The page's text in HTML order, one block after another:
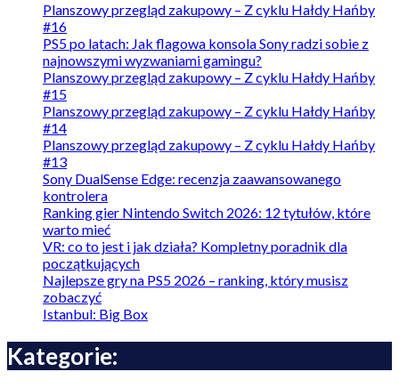
Planszowy przegląd zakupowy – Z cyklu Hałdy Hańby
#16
PS5 po latach: Jak flagowa konsola Sony radzi sobie z
najnowszymi wyzwaniami gamingu?
Planszowy przegląd zakupowy – Z cyklu Hałdy Hańby
#15
Planszowy przegląd zakupowy – Z cyklu Hałdy Hańby
#14
Planszowy przegląd zakupowy – Z cyklu Hałdy Hańby
#13
Sony DualSense Edge: recenzja zaawansowanego
kontrolera
Ranking gier Nintendo Switch 2026: 12 tytułów, które
warto mieć
VR: co to jest i jak działa? Kompletny poradnik dla
początkujących
Najlepsze gry na PS5 2026 – ranking, który musisz
zobaczyć
Istanbul: Big Box
Kategorie: